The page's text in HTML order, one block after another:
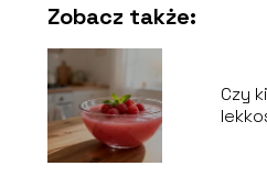
Zobacz także:
Czy